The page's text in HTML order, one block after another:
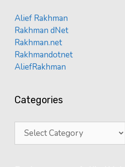
Alief Rakhman
Rakhman dNet
Rakhman.net
Rakhmandotnet
AliefRakhman
Categories
Categories